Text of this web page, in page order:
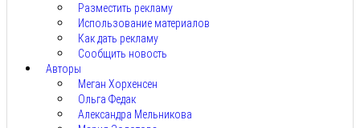
Разместить рекламу
Использование материалов
Как дать рекламу
Сообщить новость
Авторы
Меган Хорхенсен
Ольга Федак
Александра Мельникова